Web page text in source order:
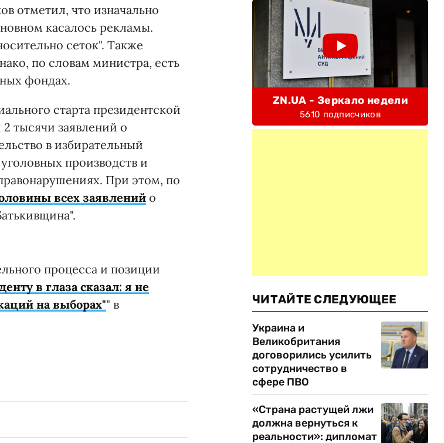
отметил, что изначально
касалось рекламы.
сеток". Также
по словам министра, есть
фондах.
старта президентской
тысячи заявлений о
в избирательный
производств и
При этом, по
всех заявлений о
процесса и позиции
в глаза сказал: я не
на выборах"" в
ZN.UA - Зеркало недели
5610 подписчиков
ЧИТАЙТЕ СЛЕДУЮЩЕЕ
Украина и
Великобритания
договорились усилить
сотрудничество в
сфере ПВО
«Страна растущей лжи
должна вернуться к
реальности»: дипломат